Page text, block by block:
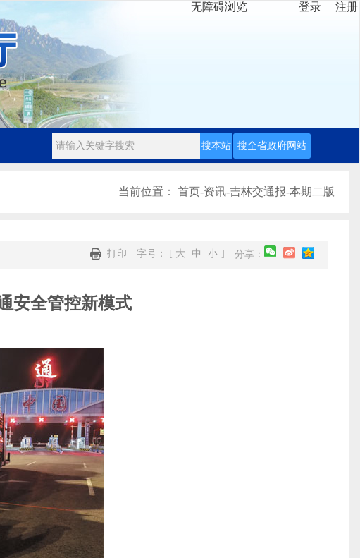
无障碍浏览 登录 注册
当前位置： 首页-资讯-吉林交通报-本期二版
打印 字号： [ 大 中 小 ] 分享：
安全管控新模式